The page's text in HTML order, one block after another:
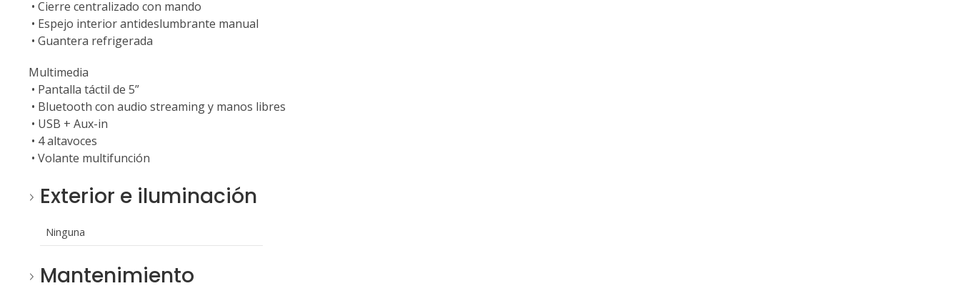
• Cierre centralizado con mando
• Espejo interior antideslumbrante manual
• Guantera refrigerada
Multimedia
• Pantalla táctil de 5”
• Bluetooth con audio streaming y manos libres
• USB + Aux-in
• 4 altavoces
• Volante multifunción
Exterior e iluminación
Ninguna
Mantenimiento